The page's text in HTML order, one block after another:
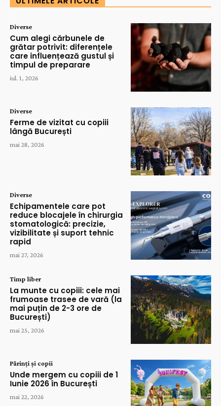
Diverse
Cum alegi cărbunele de
grătar potrivit: diferențele
care influențează gustul și
timpul de preparare
iul. 1, 2026
Diverse
Ferme de vizitat cu copiii
lângă București
mai 28, 2026
Diverse
Echipamentele care pot
reduce blocajele în chirurgia
stomatologică: precizie,
vizibilitate și suport tehnic
rapid
mai 27, 2026
Timp liber
La munte cu copiii: cele mai
frumoase trasee de vară (la
mai puțin de 2-3 ore de
București)
mai 25, 2026
Părinți și copii
Unde mergem cu copiii de 1
Iunie 2026 în București
mai 22, 2026